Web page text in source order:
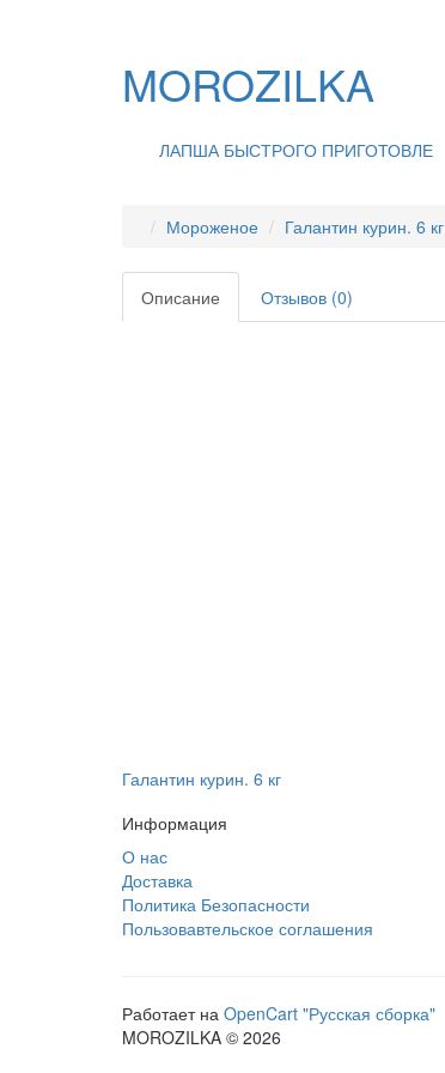
MOROZILKA
ЛАПША БЫСТРОГО ПРИГОТОВЛЕ
Мороженое Галантин курин. 6 кг
Описание Отзывов (0)
Галантин курин. 6 кг
Информация
О нас
Доставка
Политика Безопасности
Пользовавтельское соглашения
Работает на OpenCart "Русская сборка"
MOROZILKA © 2026